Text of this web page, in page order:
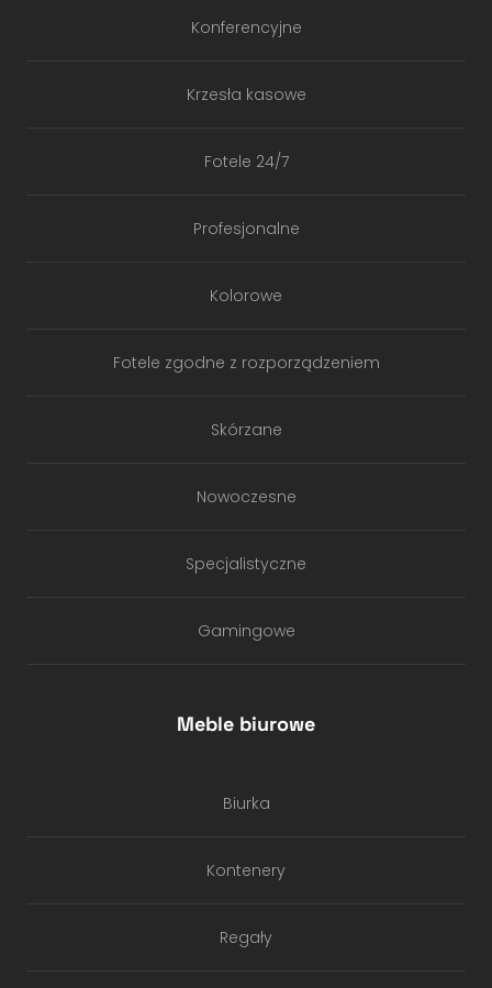
Konferencyjne
Krzesła kasowe
Fotele 24/7
Profesjonalne
Kolorowe
Fotele zgodne z rozporządzeniem
Skórzane
Nowoczesne
Specjalistyczne
Gamingowe
Meble biurowe
Biurka
Kontenery
Regały